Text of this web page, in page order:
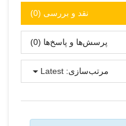
نقد و بررسی‌‌ (0)
پرسش‌ها و پاسخ‌ها (0)
مرتب‌سازی: Latest